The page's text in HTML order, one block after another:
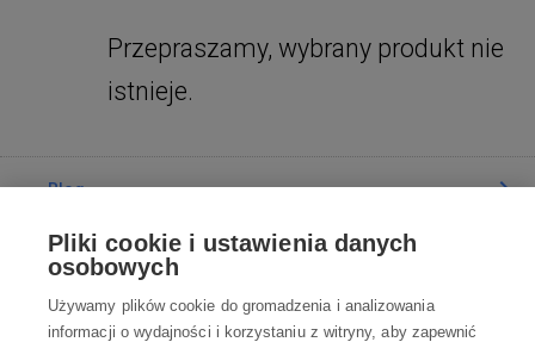
Przepraszamy, wybrany produkt nie
istnieje.
Blog
Poradnia
Wszystko o zakupach
Pliki cookie i ustawienia danych
osobowych
Używamy plików cookie do gromadzenia i analizowania
informacji o wydajności i korzystaniu z witryny, aby zapewnić